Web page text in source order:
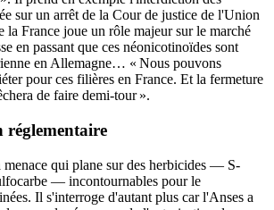
sur un arrêt de la Cour de justice de l'Union
la France joue un rôle majeur sur le marché
en passant que ces néonicotinoïdes sont
en Allemagne… « Nous pouvons
pour ces filières en France. Et la fermeture
de faire demi-tour ».
réglementaire
menace qui plane sur des herbicides — S-
— incontournables pour le
Il s'interroge d'autant plus car l'Anses a